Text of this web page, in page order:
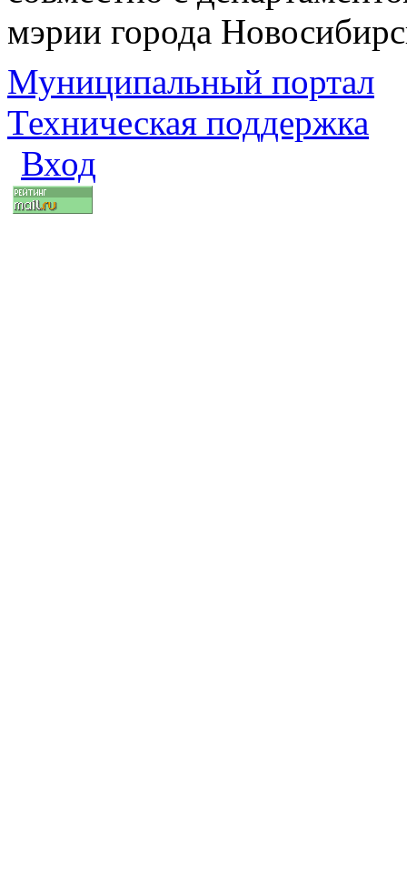
мэрии города
Муниципальный портал
Техническая поддержка
Вход